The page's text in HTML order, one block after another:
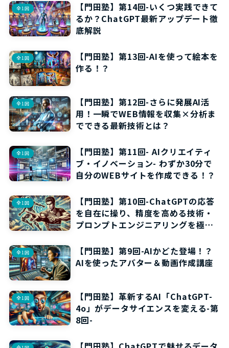
全1回
【門田塾】第14回-いくつ実践できて
るか？ChatGPT最新アップデート徹
底解説
全1回
【門田塾】第13回-AIを使って絵本を
作る！？
全1回
【門田塾】第12回-さらに発展AI活
用！一瞬でWEB情報を収集×分析ま
でできる最新技術とは？
全1回
【門田塾】第11回- AIクリエイティ
ブ・イノベーション- わずか30分で
自分のWEBサイトを作成できる！？
全1回
【門田塾】第10回-ChatGPTの応答
を自在に操り、精度を高める技術・
プロンプトエンジニアリングを極め
全1回
【門田塾】第9回-AIかどた登場！？
AIを使ったアバター＆動画作成講座
全1回
【門田塾】革新するAI「ChatGPT-
4o」がデータサイエンスを変える-第
8回-